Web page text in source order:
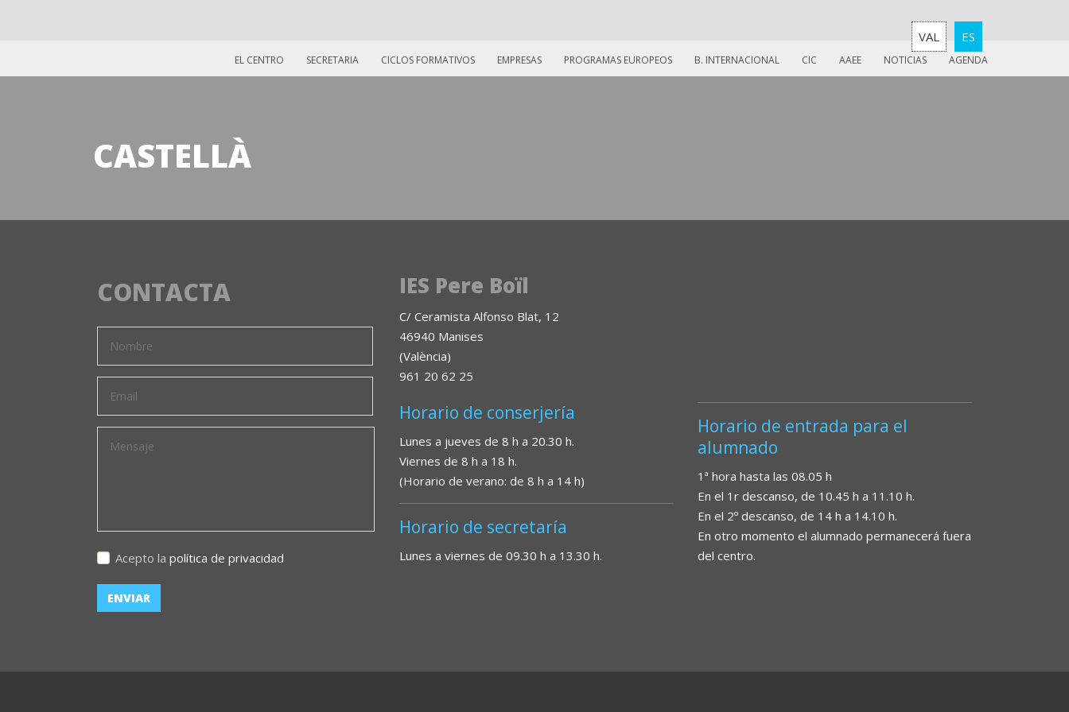
VAL ES
EL CENTRO SECRETARIA CICLOS FORMATIVOS EMPRESAS PROGRAMAS EUROPEOS B. INTERNACIONAL CIC AAEE NOTICIAS AGENDA
CASTELLÀ
CONTACTA
Acepto la política de privacidad
IES Pere Boïl
C/ Ceramista Alfonso Blat, 12
46940 Manises
(València)
961 20 62 25
Horario de conserjería
Lunes a jueves de 8 h a 20.30 h.
Viernes de 8 h a 18 h.
(Horario de verano: de 8 h a 14 h)
Horario de secretaría
Lunes a viernes de 09.30 h a 13.30 h.
Horario de entrada para el
alumnado
1ª hora hasta las 08.05 h
En el 1r descanso, de 10.45 h a 11.10 h.
En el 2º descanso, de 14 h a 14.10 h.
En otro momento el alumnado permanecerá fuera
del centro.